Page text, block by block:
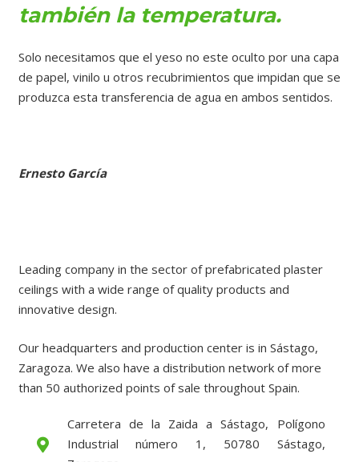
también la temperatura.
Solo necesitamos que el yeso no este oculto por una capa
de papel, vinilo u otros recubrimientos que impidan que se
produzca esta transferencia de agua en ambos sentidos.
Ernesto García
Leading company in the sector of prefabricated plaster
ceilings with a wide range of quality products and
innovative design.
Our headquarters and production center is in Sástago,
Zaragoza. We also have a distribution network of more
than 50 authorized points of sale throughout Spain.
Carretera de la Zaida a Sástago, Polígono
Industrial número 1, 50780 Sástago,